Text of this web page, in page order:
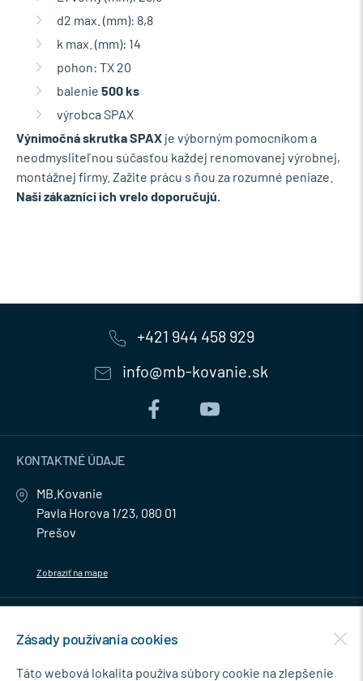
d2 max. (mm): 8,8
k max. (mm): 14
pohon: TX 20
balenie 500 ks
výrobca SPAX
Výnimočná skrutka SPAX je výborným pomocníkom a
neodmysliteľnou súčasťou každej renomovanej výrobnej,
montážnej firmy. Zažite prácu s ňou za rozumné peniaze.
Naši zákazníci ich vrelo doporučujú.
+421 944 458 929
info@mb-kovanie.sk
KONTAKTNÉ ÚDAJE
MB.Kovanie
Pavla Horova 1/23, 080 01
Prešov
Zobraziť na mape
NEWSLETTER
Zásady používania cookies
Táto webová lokalita používa súbory cookie na zlepšenie